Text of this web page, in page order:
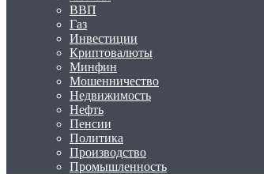
ВВП
Газ
Инвестиции
Криптовалюты
Минфин
Мошенничество
Недвижимость
Нефть
Пенсии
Политика
Производство
Промышленность